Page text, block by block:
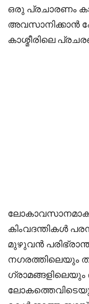
ഒരു പ്രചാരണം
അവസാനിക്കാൻ
കാശ്മീരിലെ
കിംവദന്തികൾ
മുഴുവൻ
നഗരത്തിലെയും